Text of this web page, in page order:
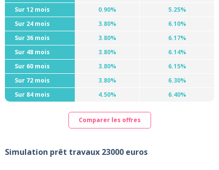
Sur 12 mois
0.90%
5.25%
Sur 24 mois
3.80%
6.10%
Sur 36 mois
3.80%
6.17%
Sur 48 mois
3.80%
6.14%
Sur 60 mois
3.80%
6.15%
Sur 72 mois
3.80%
6.30%
Sur 84 mois
4.50% 6.40%
Comparer les offres
Simulation prêt travaux 23000 euros